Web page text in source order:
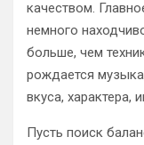
качеством.
немного
больше, чем
рождается
вкуса, характера,
Пусть поиск